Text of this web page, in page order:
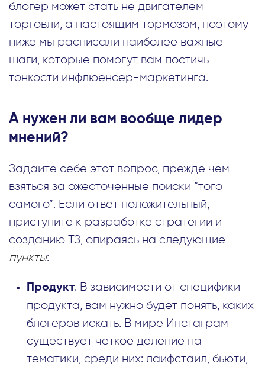
блогер может стать не двигателем
торговли, а настоящим тормозом, поэтому
ниже мы расписали наиболее важные
шаги, которые помогут вам постичь
тонкости инфлюенсер-маркетинга.
А нужен ли вам вообще лидер
мнений?
Задайте себе этот вопрос, прежде чем
взяться за ожесточенные поиски “того
самого”. Если ответ положительный,
приступите к разработке стратегии и
созданию ТЗ, опираясь на следующие
пункты:
Продукт. В зависимости от специфики
продукта, вам нужно будет понять, каких
блогеров искать. В мире Инстаграм
существует четкое деление на
тематики, среди них: лайфстайл, бьюти,